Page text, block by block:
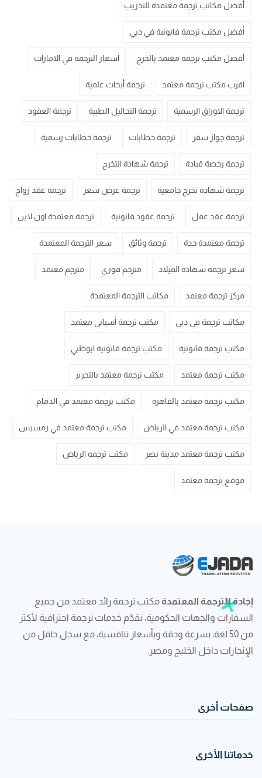
أفضل مكاتب ترجمة معتمدة للتدريب
أفضل مكتب ترجمة قانونية في دبي
أفضل مكتب ترجمة معتمد بالخرج اسعار الترجمة في الامارات
اقرب مكتب ترجمة معتمد ترجمة أبحاث علمية
ترجمة الاوراق الرسمية ترجمة التحاليل الطبية ترجمة العقود
ترجمة جواز سفر ترجمة خطابات ترجمة خطابات رسمية
ترجمة رخصة قيادة ترجمة شهادة التخرج
ترجمة شهادة تخرج جامعية ترجمة عرض سعر ترجمة عقد زواج
ترجمة عقد عمل ترجمة عقود قانونية ترجمة معتمدة اون لاين
ترجمة معتمدة جدة ترجمة وثائق سعر الترجمة المعتمدة
سعر ترجمة شهادة الميلاد مترجم فوري مترجم معتمد
مركز ترجمة معتمد مكاتب الترجمة المعتمدة
مكاتب ترجمة في دبي مكتب ترجمة أسباني معتمد
مكتب ترجمة قانونية مكتب ترجمة قانونية ابوظبي
مكتب ترجمة معتمد مكتب ترجمة معتمد بالتحرير
مكتب ترجمة معتمد بالقاهرة مكتب ترجمة معتمد في الدمام
مكتب ترجمة معتمد في الرياض مكتب ترجمة معتمد في رمسيس
مكتب ترجمة معتمد مدينة نصر مكتب ترجمه الرياض
موقع ترجمة معتمد
إجادة للترجمة المعتمدة مكتب ترجمة رائد معتمد من جميع
السفارات والجهات الحكومية، نقدّم خدمات ترجمة احترافية لأكثر
من 50 لغة، بسرعة ودقة وبأسعار تنافسية، مع سجل حافل من
الإنجازات داخل الخليج ومصر.
صفحات أخرى
خدماتنا الأخرى